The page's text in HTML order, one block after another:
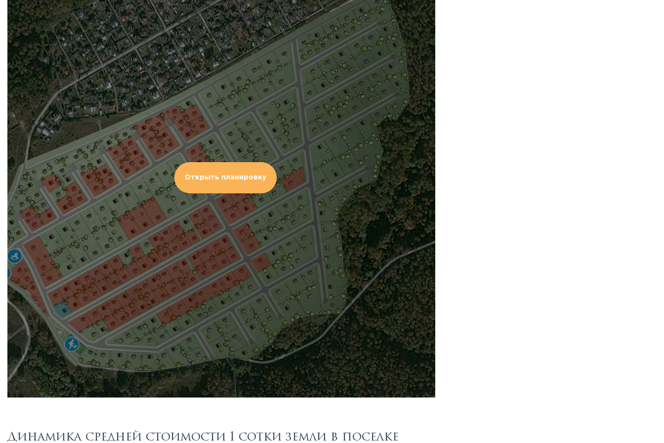
Открыть планировку
Динамика средней стоимости 1 сотки земли в поселке